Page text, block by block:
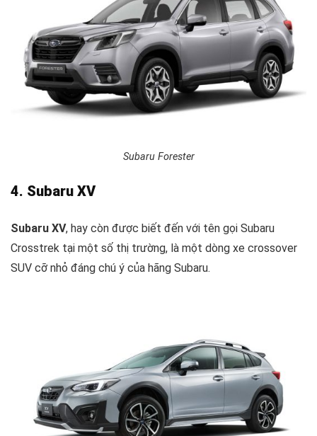
Subaru Forester
4. Subaru XV
Subaru XV, hay còn được biết đến với tên gọi Subaru
Crosstrek tại một số thị trường, là một dòng xe crossover
SUV cỡ nhỏ đáng chú ý của hãng Subaru.